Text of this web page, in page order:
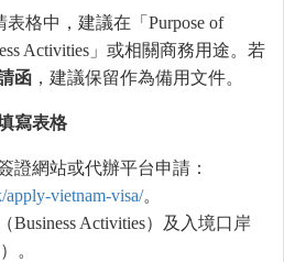
表格中，建議在「Purpose of
Activities」或相關商務用途。若
函 ，建議保留作為備用文件。
寫表格
證網站或代辦平台申請：
vietnam-visa/。
Activities）及入境口岸
。